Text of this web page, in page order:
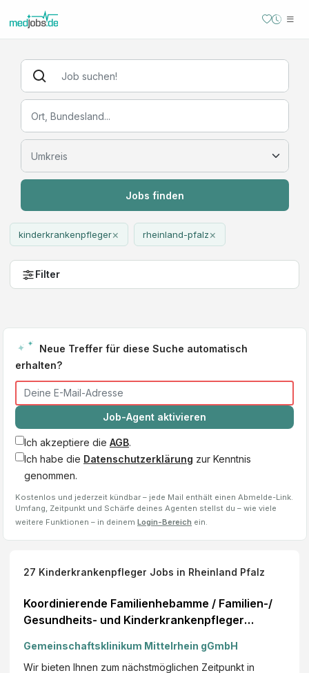
Jobs finden
kinderkrankenpfleger× rheinland-pfalz×
Filter
Neue Treffer für diese Suche automatisch
erhalten?
Job-Agent aktivieren
Ich akzeptiere die AGB.
Ich habe die Datenschutzerklärung zur Kenntnis
genommen.
Kostenlos und jederzeit kündbar – jede Mail enthält einen Abmelde-Link.
Umfang, Zeitpunkt und Schärfe deines Agenten stellst du – wie viele
weitere Funktionen – in deinem Login-Bereich ein.
27 Kinderkrankenpfleger Jobs in Rheinland Pfalz
Koordinierende Familienhebamme / Familien-/
Gesundheits- und Kinderkrankenpfleger
Kemperhof Koblenz
Gemeinschaftsklinikum Mittelrhein gGmbH
Wir bieten Ihnen zum nächstmöglichen Zeitpunkt in